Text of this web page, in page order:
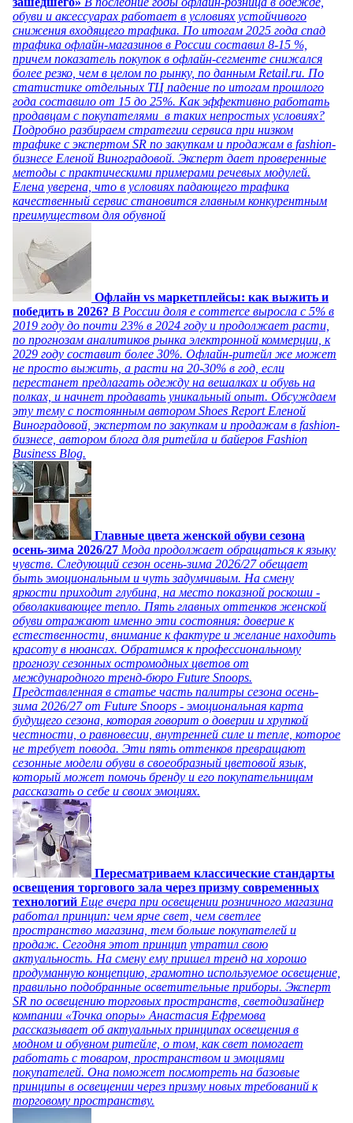
обуви и аксессуарах работает в условиях устойчивого
снижения входящего трафика. По итогам 2025 года спад
трафика офлайн-магазинов в России составил 8-15 %,
причем показатель покупок в офлайн-сегменте снижался
более резко, чем в целом по рынку, по данным Retail.ru. По
статистике отдельных ТЦ падение по итогам прошлого
года составило от 15 до 25%. Как эффективно работать
продавцам с покупателями в таких непростых условиях?
Подробно разбираем стратегии сервиса при низком
трафике с экспертом SR по закупкам и продажам в fashion-
бизнесе Еленой Виноградовой. Эксперт дает проверенные
методы с практическими примерами речевых модулей.
Елена уверена, что в условиях падающего трафика
качественный сервис становится главным конкурентным
преимуществом для обувной
Офлайн vs маркетплейсы: как выжить и
победить в 2026? В России доля e commerce выросла с 5% в
2019 году до почти 23% в 2024 году и продолжает расти,
по прогнозам аналитиков рынка электронной коммерции, к
2029 году составит более 30%. Офлайн-ритейл же может
не просто выжить, а расти на 20-30% в год, если
перестанет предлагать одежду на вешалках и обувь на
полках, и начнет продавать уникальный опыт. Обсуждаем
эту тему с постоянным автором Shoes Report Еленой
Виноградовой, экспертом по закупкам и продажам в fashion-
бизнесе, автором блога для ритейла и байеров Fashion
Business Blog.
Главные цвета женской обуви сезона
осень-зима 2026/27 Мода продолжает обращаться к языку
чувств. Следующий сезон осень-зима 2026/27 обещает
быть эмоциональным и чуть задумчивым. На смену
яркости приходит глубина, на место показной роскоши -
обволакивающее тепло. Пять главных оттенков женской
обуви отражают именно эти состояния: доверие к
естественности, внимание к фактуре и желание находить
красоту в нюансах. Обратимся к профессиональному
прогнозу сезонных остромодных цветов от
международного тренд-бюро Future Snoops.
Представленная в статье часть палитры сезона осень-
зима 2026/27 от Future Snoops - эмоциональная карта
будущего сезона, которая говорит о доверии и хрупкой
честности, о равновесии, внутренней силе и тепле, которое
не требует повода. Эти пять оттенков превращают
сезонные модели обуви в своеобразный цветовой язык,
который может помочь бренду и его покупательницам
рассказать о себе и своих эмоциях.
Пересматриваем классические стандарты
освещения торгового зала через призму современных
технологий Еще вчера при освещении розничного магазина
работал принцип: чем ярче свет, чем светлее
пространство магазина, тем больше покупателей и
продаж. Сегодня этот принцип утратил свою
актуальность. На смену ему пришел тренд на хорошо
продуманную концепцию, грамотно используемое освещение,
правильно подобранные осветительные приборы. Эксперт
SR по освещению торговых пространств, светодизайнер
компании «Точка опоры» Анастасия Ефремова
рассказывает об актуальных принципах освещения в
модном и обувном ритейле, о том, как свет помогает
работать с товаром, пространством и эмоциями
покупателей. Она поможет посмотреть на базовые
принципы в освещении через призму новых требований к
торговому пространству.